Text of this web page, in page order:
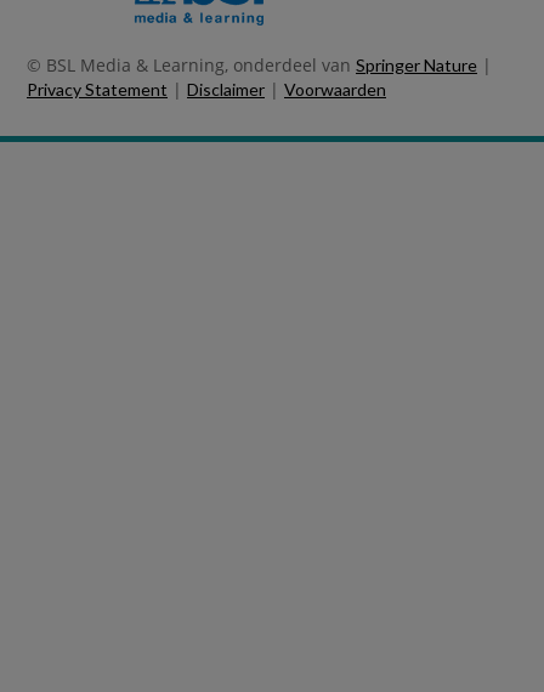
© BSL Media & Learning, onderdeel van Springer Nature |
Privacy Statement | Disclaimer | Voorwaarden